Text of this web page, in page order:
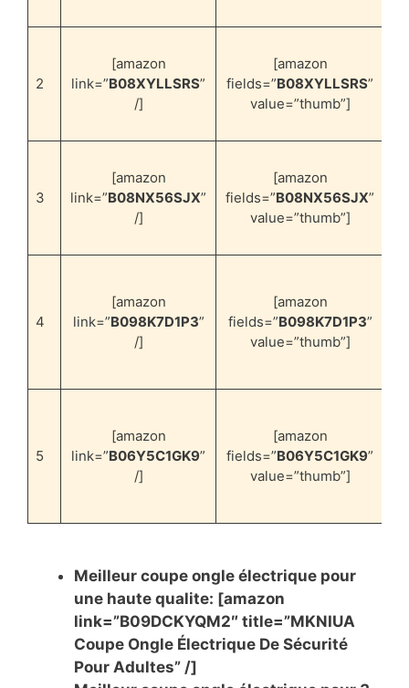
2
[amazon
link=”B08XYLLSRS”
/]
[amazon
fields=”B08XYLLSRS”
value=”thumb”]
3
[amazon
link=”B08NX56SJX”
/]
[amazon
fields=”B08NX56SJX”
value=”thumb”]
4
[amazon
link=”B098K7D1P3”
/]
[amazon
fields=”B098K7D1P3”
value=”thumb”]
5
[amazon
link=”B06Y5C1GK9”
/]
[amazon
fields=”B06Y5C1GK9”
value=”thumb”]
Meilleur coupe ongle électrique pour
une haute qualite: [amazon
link=”B09DCKYQM2″ title=”MKNIUA
Coupe Ongle Électrique De Sécurité
Pour Adultes” /]